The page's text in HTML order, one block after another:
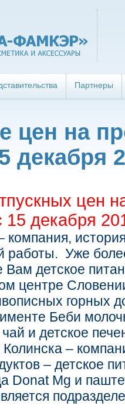
Партнеры
цен на
декабря
цен
15 декабря
компания,
работы. Уже
детское
центре
горных
Беби
и детское
–
– детское
Donat Mg и